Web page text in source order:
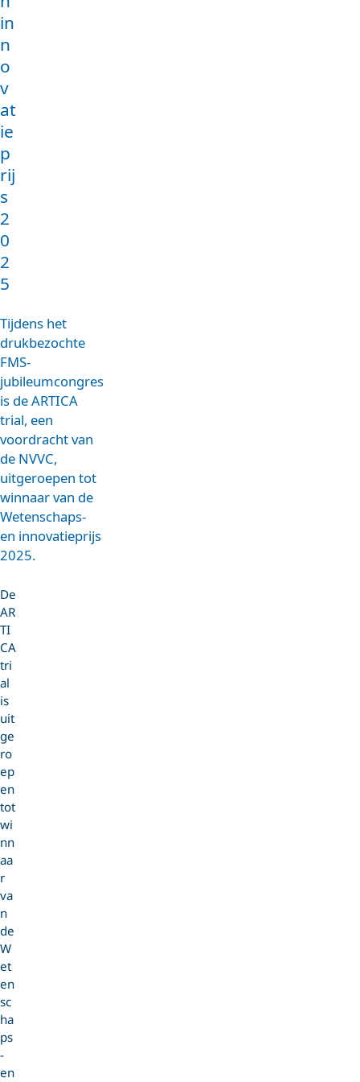
in
n
o
v
at
ie
p
rij
s
2
0
2
5
Tijdens het
drukbezochte
FMS-
jubileumcongres
is de ARTICA
trial, een
voordracht van
de NVVC,
uitgeroepen tot
winnaar van de
Wetenschaps-
en innovatieprijs
2025.
De
AR
TI
CA
tri
al
is
uit
ge
ro
ep
en
tot
wi
nn
aa
r
va
n
de
W
et
en
sc
ha
ps
-
en